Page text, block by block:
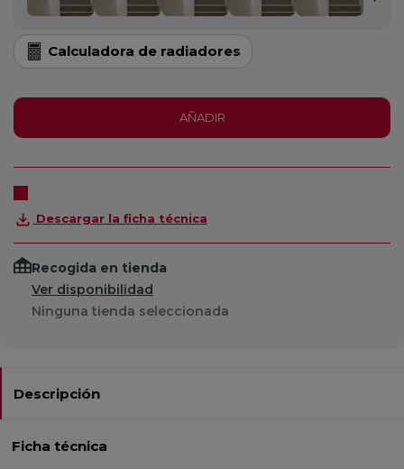
Calculadora de radiadores
AÑADIR
Descargar la ficha técnica
Recogida en tienda
Ver disponibilidad
Ninguna tienda seleccionada
Descripción
Ficha técnica